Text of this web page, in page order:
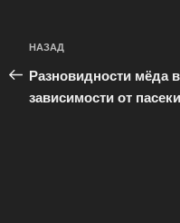
Навигация
по
записям
Предыдущая
запись:
НАЗАД
Разновидности мёда в
зависимости от пасеки